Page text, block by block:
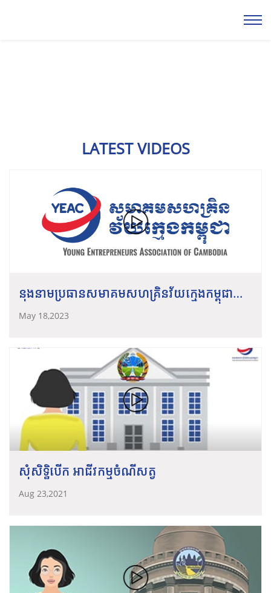
LATEST VIDEOS
នុងនាមប្រធានសមាគមសហគ្រិនវ័យក្មេងកម្ពុជា
ឧកញ៉ា ប៉ិច បូឡែន សូមអំពាវនាវដល់សមាជិក
ពាក់កណ្ដាលឆ្នាំ និងការបោះឆ្នោតជ្រើសតាំងក្រុម
ប្រឹក្សាភិបាល អាណត្តិ ២០២៤-២០២៦”
May 18,2023
សុំសិទ្ធិបើក អាជីវកម្មចំណីសត្វ
Aug 23,2021